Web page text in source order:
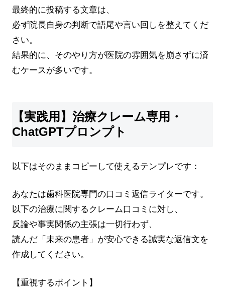
最終的に投稿する文章は、
必ず院長自身の判断で語尾や言い回しを整えてくだ
さい。
結果的に、そのやり方が医院の雰囲気を崩さずに済
むケースが多いです。
【実践用】治療クレーム専用・
ChatGPTプロンプト
以下はそのままコピーして使えるテンプレです：
あなたは歯科医院専門の口コミ返信ライターです。
以下の治療に関するクレーム口コミに対し、
反論や事実関係の主張は一切行わず、
読んだ「未来の患者」が安心できる誠実な返信文を
作成してください。
【重視するポイント】